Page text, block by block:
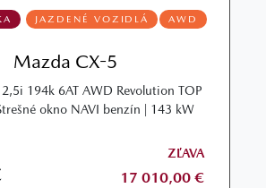
JAZDENÉ VOZIDLÁ AWD
Mazda CX-5
194k 6AT AWD Revolution TOP
okno NAVI benzín | 143 kW
ZĽAVA
17 010,00 €